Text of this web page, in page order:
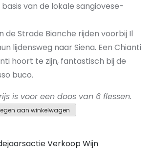
basis van de lokale sangiovese-
de Strade Bianche rijden voorbij Il
lijdensweg naar Siena. Een Chianti
hoort te zijn, fantastisch bij de
buco.
is voor een doos van 6 flessen.
aan winkelwagen
Verkoop Wijn